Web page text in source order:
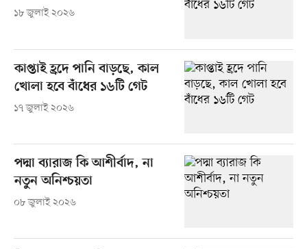
১৮ জুলাই ২০২৬
কাপ্তাই হ্রদে পানি বাড়ছে, কাল
খোলা হবে বাঁধের ১৬টি গেট
১৭ জুলাই ২০২৬
পদ্মা ব্যারাজ কি আশীর্বাদ, না
নতুন অনিশ্চয়তা
০৮ জুলাই ২০২৬